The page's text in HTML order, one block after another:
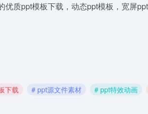
质ppt模板下载，动态ppt模板，宽屏
下载 # ppt源文件素材 # ppt特效动画